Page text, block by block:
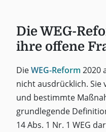
Die WEG-
ihre offene
DieWEG-Reform 2020
nicht ausdrücklich. Sie
und bestimmte
grundlegende
14 Abs. 1 Nr. 1 WEG